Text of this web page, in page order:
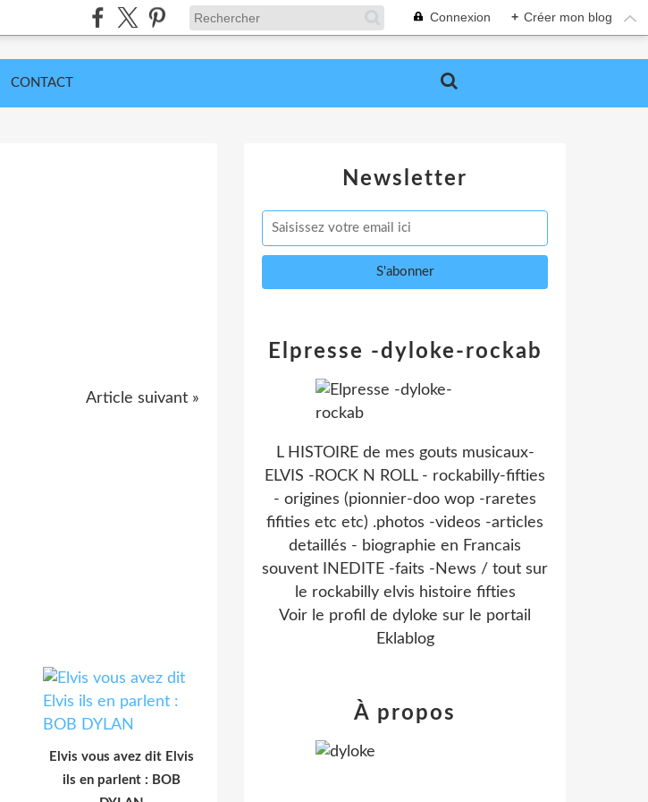
Connexion + Créer mon blog
CONTACT
Article suivant »
Elvis vous avez dit Elvis
ils en parlent : BOB
Newsletter
Elpresse -dyloke-rockab
L HISTOIRE de mes gouts musicaux-
ELVIS -ROCK N ROLL - rockabilly-fifties
- origines (pionnier-doo wop -raretes
fifities etc etc) .photos -videos -articles
detaillés - biographie en Francais
souvent INEDITE -faits -News / tout sur
le rockabilly elvis histoire fifties
Voir le profil de dyloke sur le portail
Eklablog
À propos